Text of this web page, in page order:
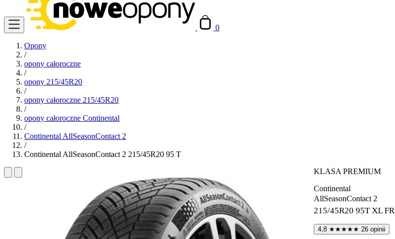
0
Opony
/
opony całoroczne
/
opony 215/45R20
/
opony całoroczne 215/45R20
/
opony całoroczne Continental
/
Continental AllSeasonContact 2
/
Continental AllSeasonContact 2 215/45R20 95 T
KLASA PREMIUM
Continental
AllSeasonContact 2
215/45R20 95T XL FR
4,8 ★★★★★ 26 opinii